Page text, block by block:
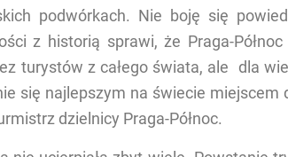
podwórkach. Nie boję się
z historią sprawi, że Praga-
turystów z całego świata, ale dla
się najlepszym na świecie miejscem
dzielnicy Praga-Północ.